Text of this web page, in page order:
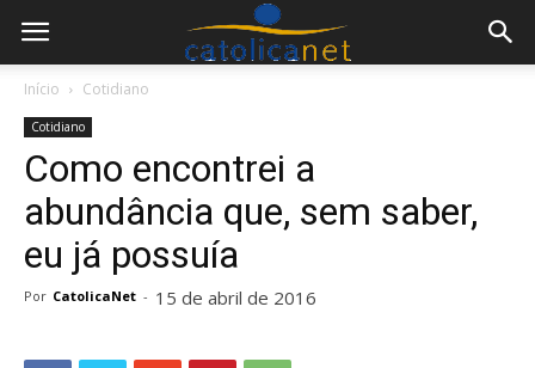
Início Cotidiano
Cotidiano
Como encontrei a
abundância que, sem saber,
eu já possuía
Por CatolicaNet - 15 de abril de 2016